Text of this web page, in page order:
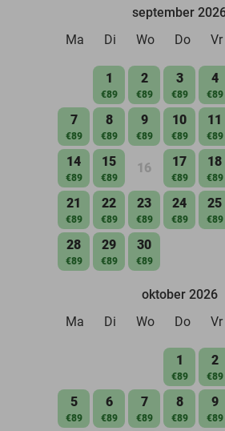
september
Ma
Di Wo Do Vr
1
€89
2
€89
3
€89
4
€89
7
€89
8
€89
9
€89
10
€89
11
€89
14
€89
15
€89
16 17
€89
18
€89
21
€89
22
€89
23
€89
24
€89
25
€89
28
€89
29
€89
30
€89
oktober 2026
Ma
Di Wo Do Vr
1
€89
2
€89
5
€89
6
€89
7
€89
8
€89
9
€89